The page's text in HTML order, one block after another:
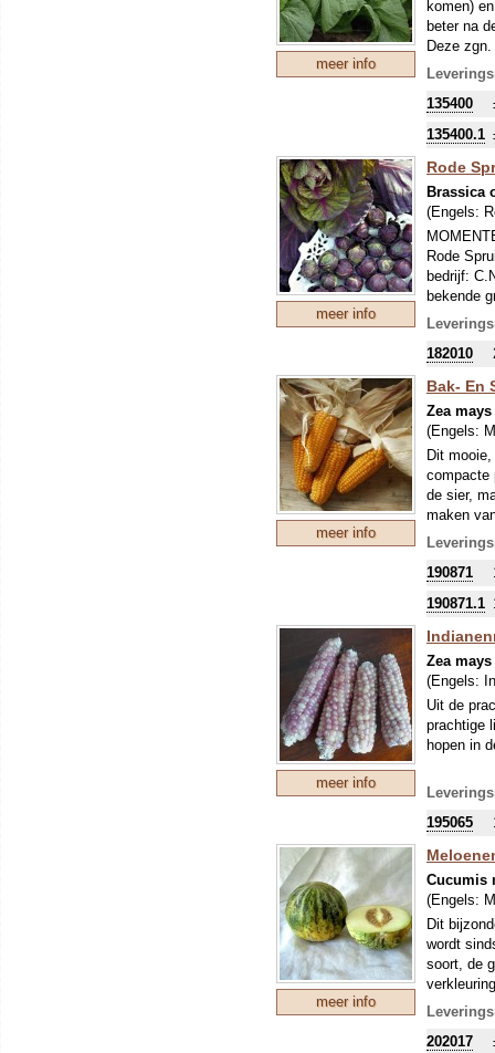
meer info
komen)
beter na
Deze
ronde
gebruikt
voor
135400
135400.1
meer info
Rode
Brassica
(Engels:
Rode
bedrijf:
bekende
veel
is dit
moderne
aroma en
182010
meer info
Bak- En
Zea
(Engels:
Dit
compacte
de sier,
maken
Polenta
190871
190871.1
meer info
Zea mays
(Engels:
Uit de
prachtige
hopen in
195065
meer info
Cucumis
(Engels:
Dit
wordt
soort, de
sappig,
smaak
Deze
202017